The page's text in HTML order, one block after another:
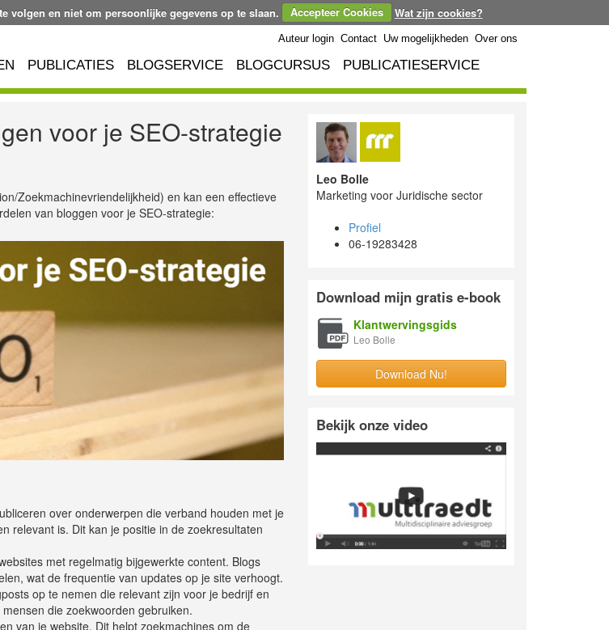
volgen en niet om persoonlijke gegevens op te slaan. Accepteer Cookies Wat zijn cookies?
Auteur login Contact Uw mogelijkheden Over ons
PUBLICATIES BLOGSERVICE BLOGCURSUS PUBLICATIESERVICE
voor je SEO-strategie
Zoekmachinevriendelijkheid) en kan een effectieve
van bloggen voor je SEO-strategie:
over onderwerpen die verband houden met je
relevant is. Dit kan je positie in de zoekresultaten
met regelmatig bijgewerkte content. Blogs
wat de frequentie van updates op je site verhoogt.
op te nemen die relevant zijn voor je bedrijf en
die zoekwoorden gebruiken.
van je website. Dit helpt zoekmachines om de
Leo Bolle
Marketing voor Juridische sector
Profiel
06-19283428
Download mijn gratis e-book
Klantwervingsgids
Leo Bolle
Download Nu!
Bekijk onze video